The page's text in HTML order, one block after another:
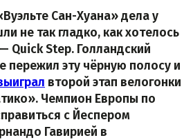
Сан-Хуана» дела у
не так гладко, как хотелось
Quick Step. Голландский
пережил эту чёрную полосу и
второй этап велогонки
Чемпион Европы по
с Йеспером
Гавирией в